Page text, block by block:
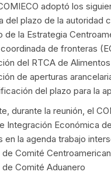
adoptó los
del plazo de la autoridad
de la Estrategia
de fronteras
del RTCA de
de aperturas
del plazo para la
durante la reunión, el
Integración Económica
en la agenda trabajo
Comité
Comité Aduanero